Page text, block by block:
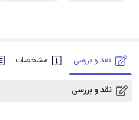
نقد و بررسی مشخصات
نقد و بررسی